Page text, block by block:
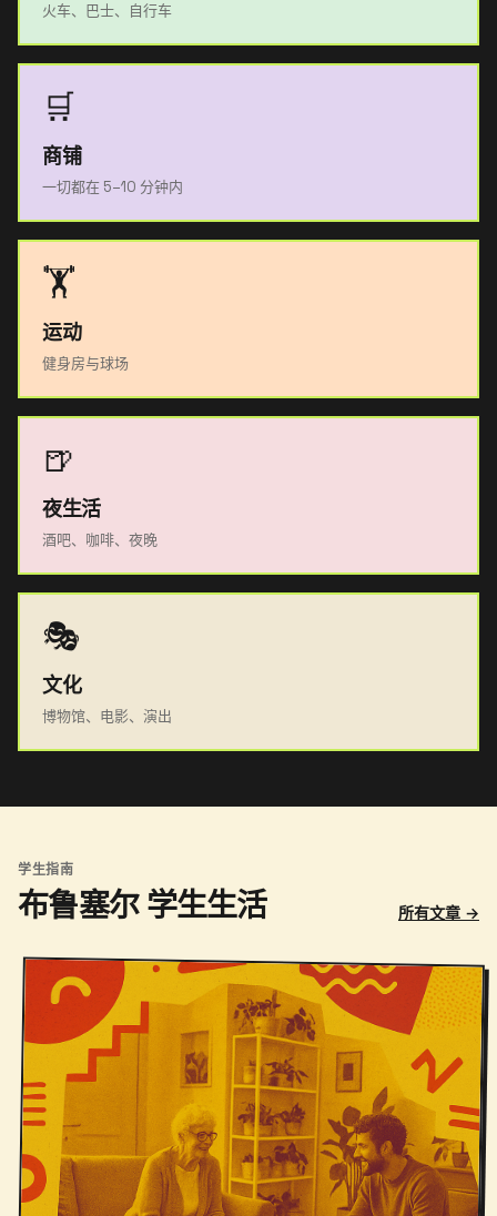
火车、巴士、自行车
🛒
商铺
一切都在 5–10 分钟内
🏋️
运动
健身房与球场
🍺
夜生活
酒吧、咖啡、夜晚
🎭
文化
博物馆、电影、演出
学生指南
布鲁塞尔 学生生活 所有文章 →